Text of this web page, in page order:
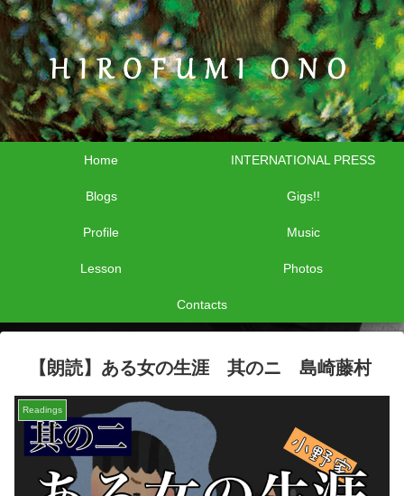
Home INTERNATIONAL PRESS
Blogs Gigs!!
Profile Music
Lesson Photos
Contacts
【朗読】ある女の生涯 其のニ 島崎藤村
Readings